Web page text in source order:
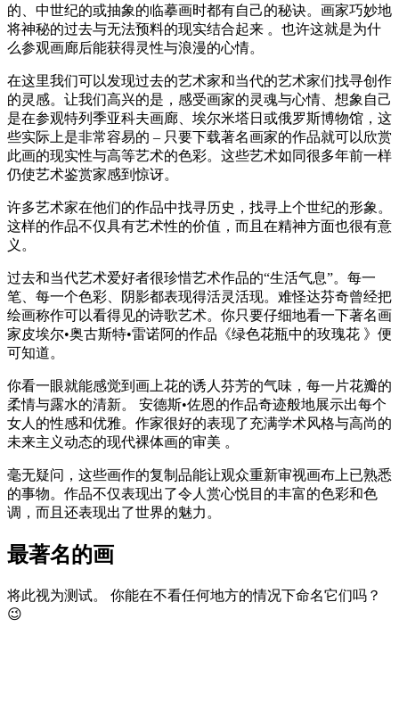
的、中世纪的或抽象的临摹画时都有自己的秘诀。画家巧妙地
将神秘的过去与无法预料的现实结合起来 。也许这就是为什
么参观画廊后能获得灵性与浪漫的心情。
在这里我们可以发现过去的艺术家和当代的艺术家们找寻创作
的灵感。让我们高兴的是，感受画家的灵魂与心情、想象自己
是在参观特列季亚科夫画廊、埃尔米塔日或俄罗斯博物馆，这
些实际上是非常容易的 – 只要下载著名画家的作品就可以欣赏
此画的现实性与高等艺术的色彩。这些艺术如同很多年前一样
仍使艺术鉴赏家感到惊讶。
许多艺术家在他们的作品中找寻历史，找寻上个世纪的形象。
这样的作品不仅具有艺术性的价值，而且在精神方面也很有意
义。
过去和当代艺术爱好者很珍惜艺术作品的“生活气息”。每一
笔、每一个色彩、阴影都表现得活灵活现。难怪达芬奇曾经把
绘画称作可以看得见的诗歌艺术。你只要仔细地看一下著名画
家皮埃尔•奥古斯特•雷诺阿的作品《绿色花瓶中的玫瑰花 》便
可知道。
你看一眼就能感觉到画上花的诱人芬芳的气味，每一片花瓣的
柔情与露水的清新。 安德斯•佐恩的作品奇迹般地展示出每个
女人的性感和优雅。作家很好的表现了充满学术风格与高尚的
未来主义动态的现代裸体画的审美 。
毫无疑问，这些画作的复制品能让观众重新审视画布上已熟悉
的事物。作品不仅表现出了令人赏心悦目的丰富的色彩和色
调，而且还表现出了世界的魅力。
最著名的画
将此视为测试。 你能在不看任何地方的情况下命名它们吗？
😉